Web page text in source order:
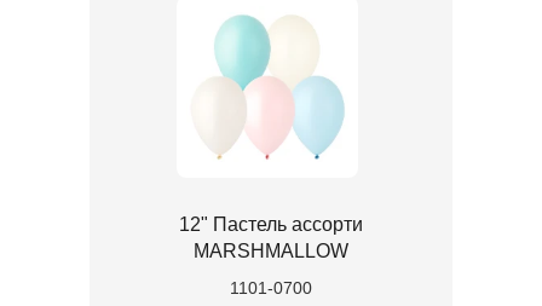
12" Пастель ассорти
MARSHMALLOW
1101-0700